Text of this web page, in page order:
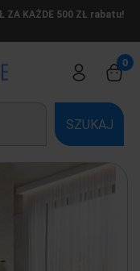
KAŻDE 500 ZŁ rabatu!
SZUKAJ